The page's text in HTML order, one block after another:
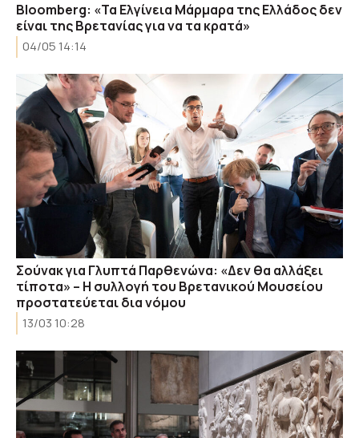
Bloomberg: «Τα Ελγίνεια Μάρμαρα της Ελλάδος δεν
είναι της Βρετανίας για να τα κρατά»
04/05 14:14
Σούνακ για Γλυπτά Παρθενώνα: «Δεν θα αλλάξει
τίποτα» – Η συλλογή του Βρετανικού Μουσείου
προστατεύεται δια νόμου
13/03 10:28